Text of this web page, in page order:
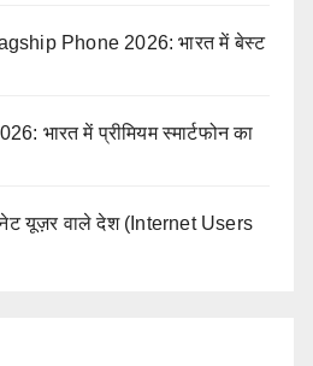
Phone 2026: भारत में बेस्ट
भारत में प्रीमियम स्मार्टफोन का
यूज़र वाले देश (Internet Users